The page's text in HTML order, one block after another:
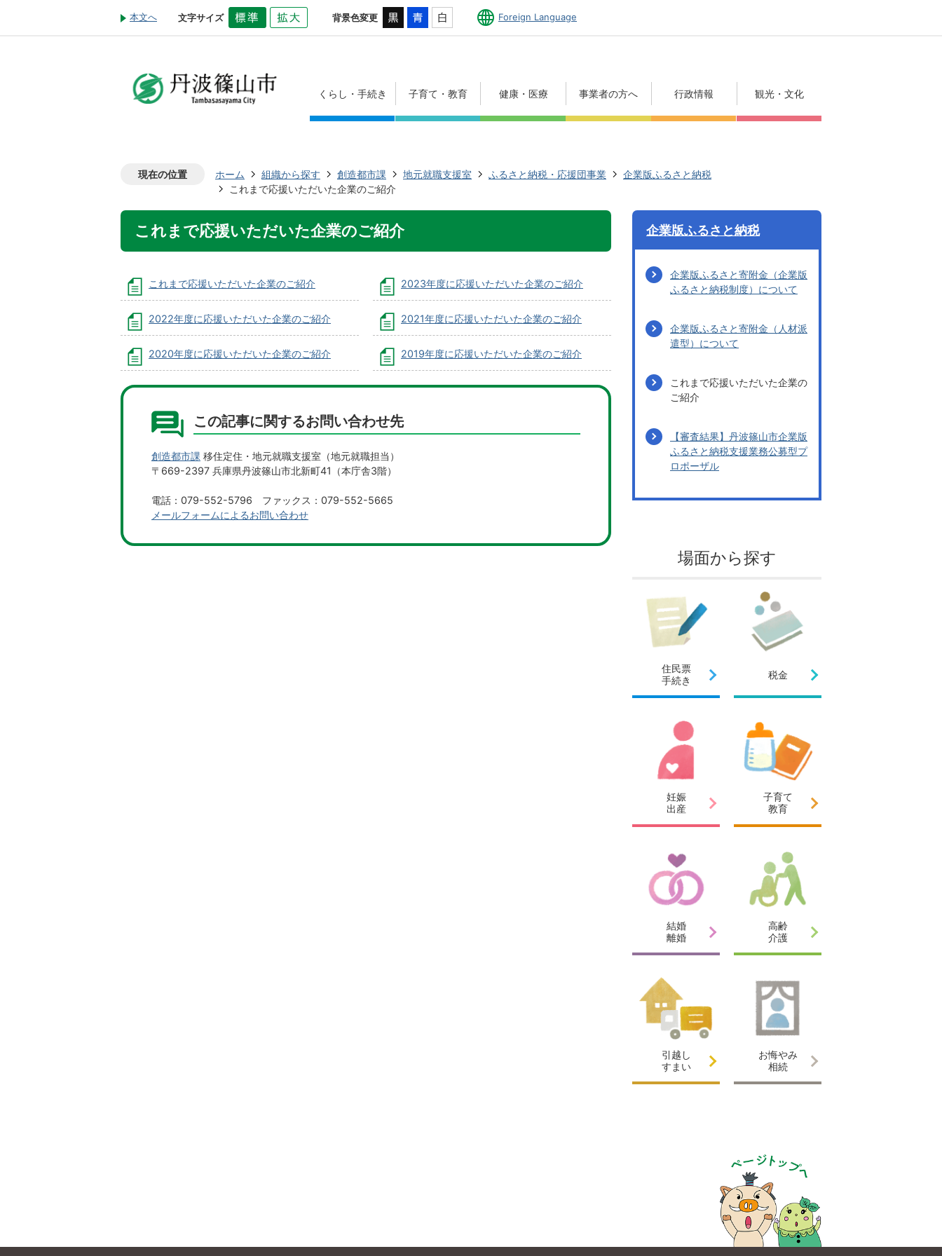
本文へ 文字サイズ 背景色変更 Foreign Language
くらし・手続き 子育て・教育 健康・医療 事業者の方へ 行政情報 観光・文化
現在の位置 ホーム 組織から探す 創造都市課 地元就職支援室 ふるさと納税・応援団事業
企業版ふるさと納税
これまで応援いただいた企業のご紹介
これまで応援いただいた企業のご紹介
これまで応援いただいた企業のご紹介 2023年度に応援いただいた企業のご紹介
2022年度に応援いただいた企業のご紹介 2021年度に応援いただいた企業のご紹介
2020年度に応援いただいた企業のご紹介 2019年度に応援いただいた企業のご紹介
この記事に関するお問い合わせ先
創造都市課 移住定住・地元就職支援室（地元就職担当）
〒669-2397 兵庫県丹波篠山市北新町41（本庁舎3階）
電話：079-552-5796 ファックス：079-552-5665
メールフォームによるお問い合わせ
企業版ふるさと納税
企業版ふるさと寄附金（企業版
ふるさと納税制度）について
企業版ふるさと寄附金（人材派
遣型）について
これまで応援いただいた企業の
ご紹介
【審査結果】丹波篠山市企業版
ふるさと納税支援業務公募型プ
ロポーザル
場面から探す
住民票
手続き
税金
妊娠
出産
子育て
教育
結婚
離婚
高齢
介護
引越し
すまい
お悔やみ
相続